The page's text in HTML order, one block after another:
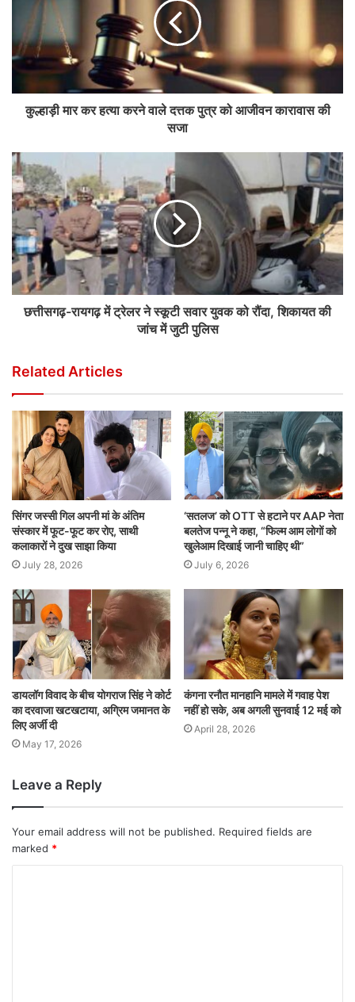
कुल्हाड़ी मार कर हत्या करने वाले दत्तक पुत्र को आजीवन कारावास की
सजा
छत्तीसगढ़-रायगढ़ में ट्रेलर ने स्कूटी सवार युवक को रौंदा, शिकायत की
जांच में जुटी पुलिस
Related Articles
सिंगर जस्सी गिल अपनी मां के अंतिम
संस्कार में फूट-फूट कर रोए, साथी
कलाकारों ने दुख साझा किया
July 28, 2026
‘सतलज’ को OTT से हटाने पर AAP नेता
बलतेज पन्नू ने कहा, “फिल्म आम लोगों को
खुलेआम दिखाई जानी चाहिए थी”
July 6, 2026
डायलॉग विवाद के बीच योगराज सिंह ने कोर्ट
का दरवाजा खटखटाया, अग्रिम जमानत के
लिए अर्जी दी
May 17, 2026
कंगना रनौत मानहानि मामले में गवाह पेश
नहीं हो सके, अब अगली सुनवाई 12 मई को
April 28, 2026
Leave a Reply
Your email address will not be published. Required fields are
marked *